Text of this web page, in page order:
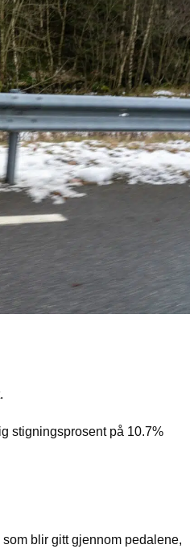
stigningsprosent på 10.7%
blir gitt gjennom pedalene,